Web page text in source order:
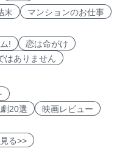
末
マンションのお仕事
!
恋は命がけ
はありません
20選
映画レビュー
>>